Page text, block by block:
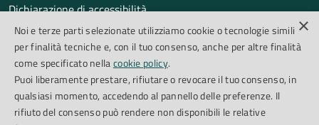
Dichiarazione di accessibilità
Obiettivi di accessibilità
Segnalazioni accessibilità
SEGUICI SU
×
Noi e terze parti selezionate utilizziamo cookie o tecnologie simili
per finalità tecniche e, con il tuo consenso, anche per altre finalità
come specificato nellacookie policy.
Puoi liberamente prestare, rifiutare o revocare il tuo consenso, in
qualsiasi momento, accedendo al pannello delle preferenze. Il
rifiuto del consenso può rendere non disponibili le relative